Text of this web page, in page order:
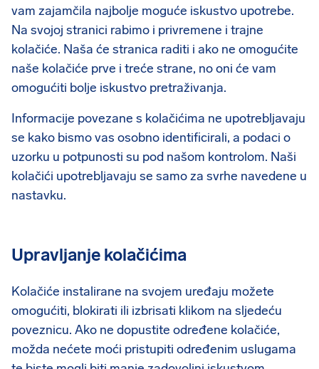
vam zajamčila najbolje moguće iskustvo upotrebe.
Na svojoj stranici rabimo i privremene i trajne
kolačiće. Naša će stranica raditi i ako ne omogućite
naše kolačiće prve i treće strane, no oni će vam
omogućiti bolje iskustvo pretraživanja.
Informacije povezane s kolačićima ne upotrebljavaju
se kako bismo vas osobno identificirali, a podaci o
uzorku u potpunosti su pod našom kontrolom. Naši
kolačići upotrebljavaju se samo za svrhe navedene u
nastavku.
Upravljanje kolačićima
Kolačiće instalirane na svojem uređaju možete
omogućiti, blokirati ili izbrisati klikom na sljedeću
poveznicu. Ako ne dopustite određene kolačiće,
možda nećete moći pristupiti određenim uslugama